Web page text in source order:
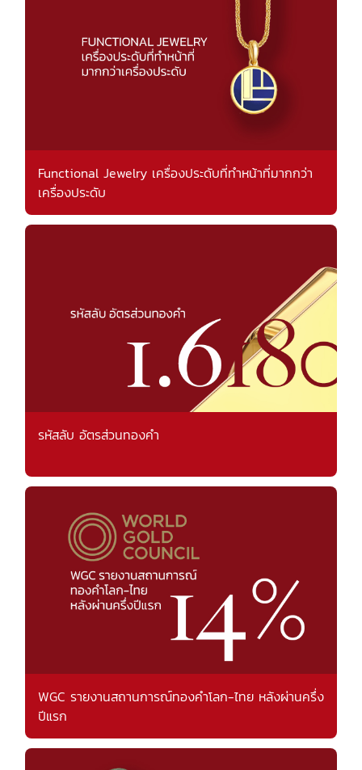
Functional Jewelry เครื่องประดับที่ทำหน้าที่มากกว่า
เครื่องประดับ
รหัสลับ อัตรส่วนทองคำ
WGC รายงานสถานการณ์ทองคำโลก-ไทย หลังผ่านครึ่ง
ปีแรก